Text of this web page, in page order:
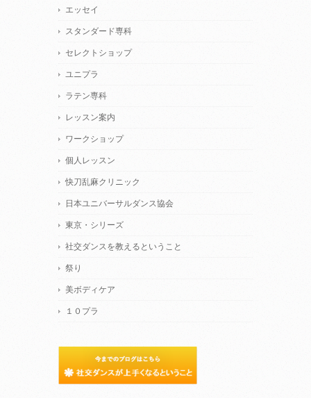
エッセイ
スタンダード専科
セレクトショップ
ユニプラ
ラテン専科
レッスン案内
ワークショップ
個人レッスン
快刀乱麻クリニック
日本ユニバーサルダンス協会
東京・シリーズ
社交ダンスを教えるということ
祭り
美ボディケア
１０プラ